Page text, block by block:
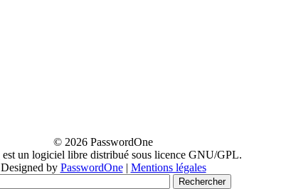
© 2026 PasswordOne
est un logiciel libre distribué sous licence GNU/GPL.
Designed by PasswordOne| Mentions légales